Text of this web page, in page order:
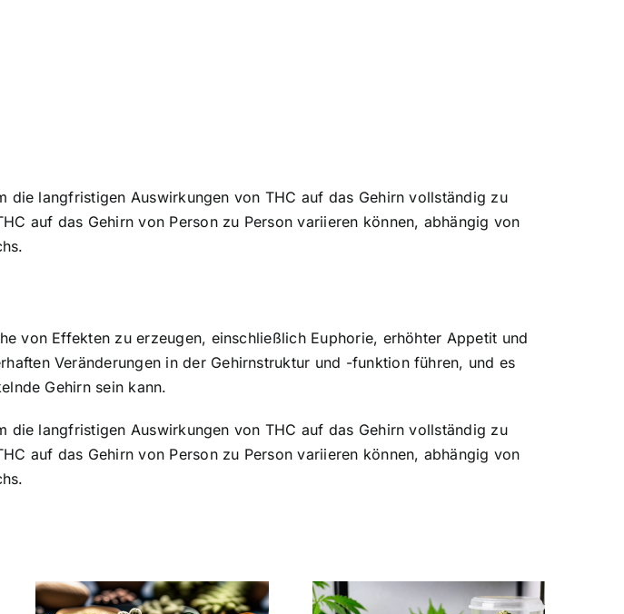
langfristigen Auswirkungen von THC auf das Gehirn vollständig zu
auf das Gehirn von Person zu Person variieren können, abhängig von
von Effekten zu erzeugen, einschließlich Euphorie, erhöhter Appetit und
Veränderungen in der Gehirnstruktur und -funktion führen, und es
Gehirn sein kann.
langfristigen Auswirkungen von THC auf das Gehirn vollständig zu
auf das Gehirn von Person zu Person variieren können, abhängig von